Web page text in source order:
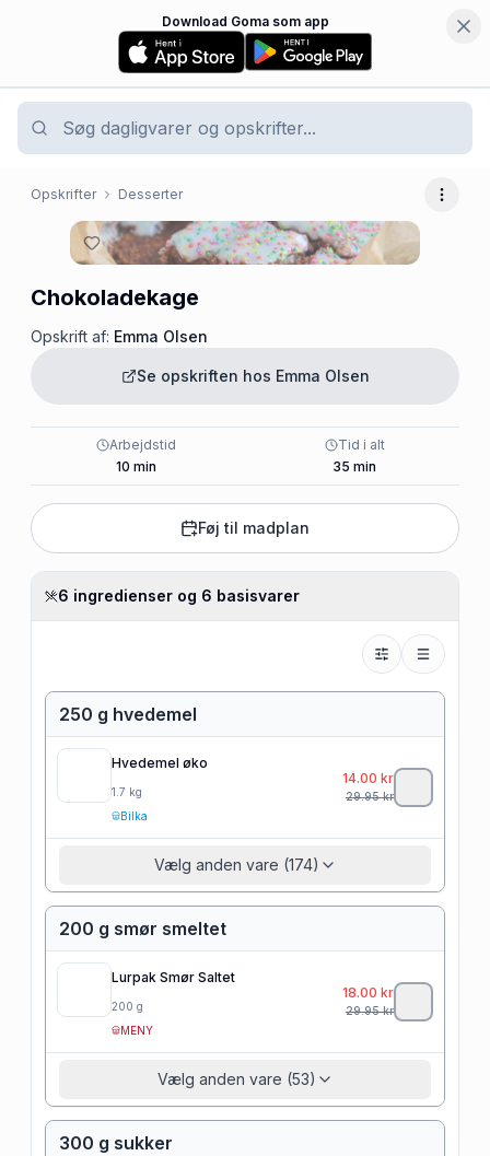
Download Goma som app
Opskrifter Desserter Flere
Chokoladekage
Opskrift af: Emma Olsen
Se opskriften hos Emma Olsen
Arbejdstid
10 min
Tid i alt
35 min
Føj til madplan
6 ingredienser og 6 basisvarer
250 g hvedemel
Hvedemel øko
1.7 kg
Bilka
14.00 kr
29.95kr
Vælg anden vare (174)
200 g smør smeltet
Lurpak Smør Saltet
200 g
MENY
18.00 kr
29.95kr
Vælg anden vare (53)
300 g sukker